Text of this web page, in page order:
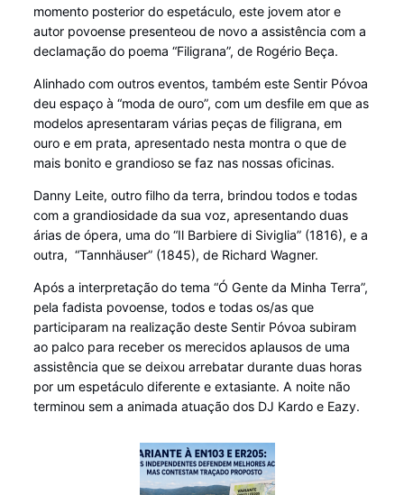
momento posterior do espetáculo, este jovem ator e
autor povoense presenteou de novo a assistência com a
declamação do poema “Filigrana”, de Rogério Beça.
Alinhado com outros eventos, também este Sentir Póvoa
deu espaço à “moda de ouro”, com um desfile em que as
modelos apresentaram várias peças de filigrana, em
ouro e em prata, apresentado nesta montra o que de
mais bonito e grandioso se faz nas nossas oficinas.
Danny Leite, outro filho da terra, brindou todos e todas
com a grandiosidade da sua voz, apresentando duas
árias de ópera, uma do “Il Barbiere di Siviglia” (1816), e a
outra, “Tannhäuser” (1845), de Richard Wagner.
Após a interpretação do tema “Ó Gente da Minha Terra”,
pela fadista povoense, todos e todas os/as que
participaram na realização deste Sentir Póvoa subiram
ao palco para receber os merecidos aplausos de uma
assistência que se deixou arrebatar durante duas horas
por um espetáculo diferente e extasiante. A noite não
terminou sem a animada atuação dos DJ Kardo e Eazy.